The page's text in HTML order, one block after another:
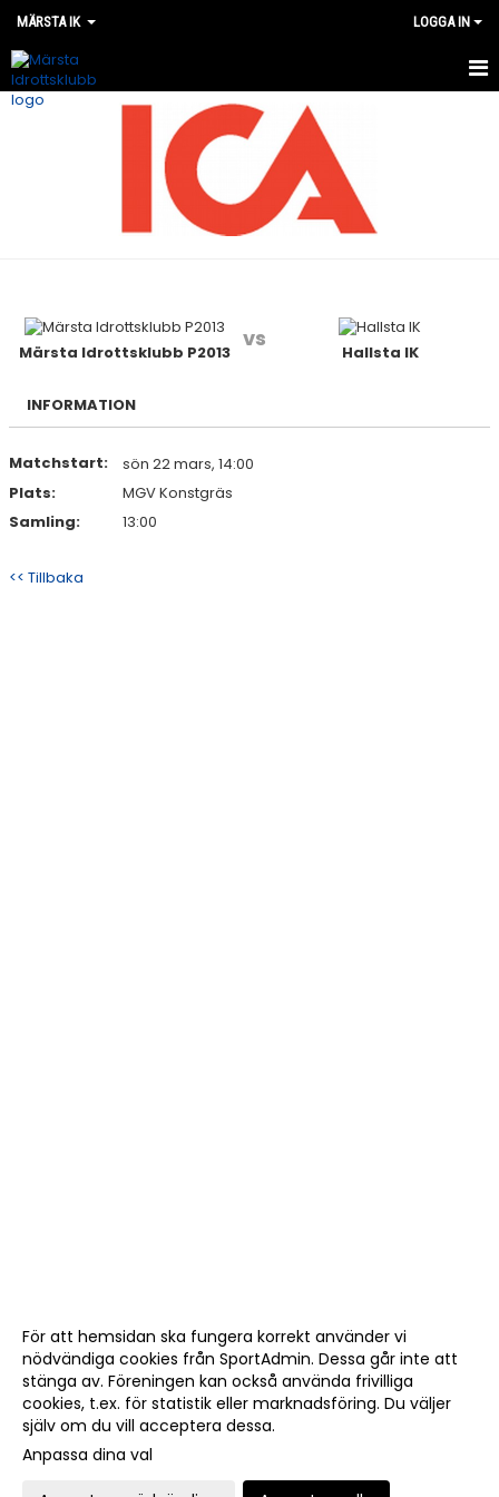
MÄRSTA IK LOGGA IN
VÅRA LAG
WEBSHOP
Märsta Idrottsklubb P2013
vs
Hallsta IK
INFORMATION
Matchstart:
sön 22 mars, 14:00
Plats:
MGV Konstgräs
Samling:
13:00
<< Tillbaka
För att hemsidan ska fungera korrekt använder vi
nödvändiga cookies från SportAdmin. Dessa går inte att
stänga av. Föreningen kan också använda frivilliga
cookies, t.ex. för statistik eller marknadsföring. Du väljer
själv om du vill acceptera dessa.
Anpassa dina val